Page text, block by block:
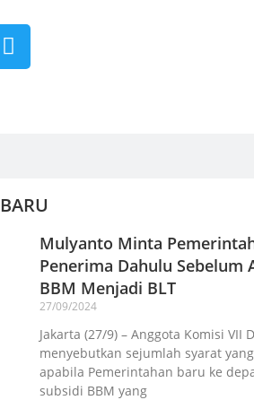
Mulyanto Minta
Penerima Dahulu Sebelum
BBM Menjadi BLT
27/09/2024
Jakarta (27/9) – Anggota Komisi VII
menyebutkan sejumlah syarat
apabila Pemerintahan baru ke
subsidi BBM yang